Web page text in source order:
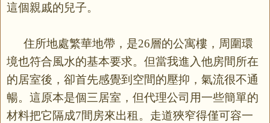
這個親戚的兒子。
住所地處繁華地帶，是26層的公寓樓，周圍環
境也符合風水的基本要求。但當我進入他房間所在
的居室後，卻首先感覺到空間的壓抑，氣流很不通
暢。這原本是個三居室，但代理公司用一些簡單的
材料把它隔成7間房來出租。走道狹窄得僅可容一